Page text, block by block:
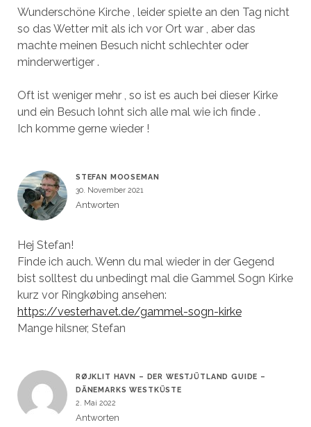
Wunderschöne Kirche , leider spielte an den Tag nicht
so das Wetter mit als ich vor Ort war , aber das
machte meinen Besuch nicht schlechter oder
minderwertiger .
Oft ist weniger mehr , so ist es auch bei dieser Kirke
und ein Besuch lohnt sich alle mal wie ich finde .
Ich komme gerne wieder !
STEFAN MOOSEMAN
30. November 2021
Antworten
Hej Stefan!
Finde ich auch. Wenn du mal wieder in der Gegend
bist solltest du unbedingt mal die Gammel Sogn Kirke
kurz vor Ringkøbing ansehen:
https://vesterhavet.de/gammel-sogn-kirke
Mange hilsner, Stefan
RØJKLIT HAVN – DER WESTJÜTLAND GUIDE –
DÄNEMARKS WESTKÜSTE
2. Mai 2022
Antworten